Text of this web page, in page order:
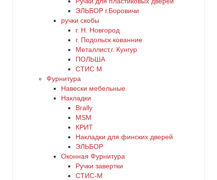
ЭЛЬБОР г.Боровичи
ручки скобы
г. Н. Новгород
г. Подольск кованние
Металлист,г. Кунгур
ПОЛЬША
СТИС М
Фурнитура
Навески мебельные
Накладки
Brally
MSM
КРИТ
Накладки для финских дверей
ЭЛЬБОР
Оконная Фурнитура
Ручки завертки
СТИС-М